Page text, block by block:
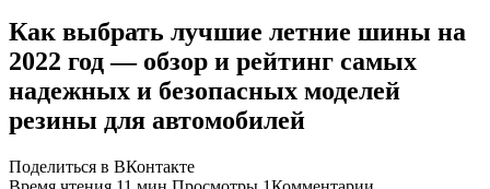
Как выбрать лучшие летние шины на
2022 год — обзор и рейтинг самых
надежных и безопасных моделей
резины для автомобилей
Поделиться в ВКонтакте